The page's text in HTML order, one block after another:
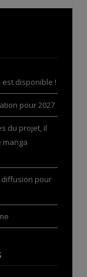
est disponible !
pour 2027
du projet, il
manga
diffusion pour